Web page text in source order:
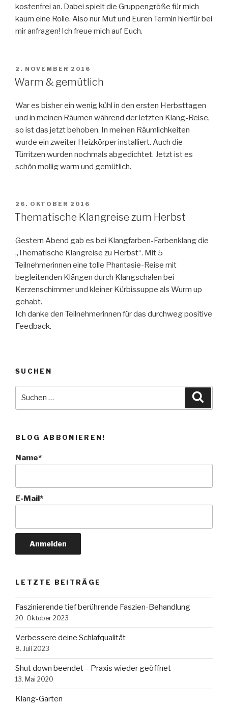
kostenfrei an. Dabei spielt die Gruppengröße für mich
kaum eine Rolle. Also nur Mut und Euren Termin hierfür bei
mir anfragen! Ich freue mich auf Euch.
VERÖFFENTLICHT
AM
2. NOVEMBER 2016
Warm & gemütlich
War es bisher ein wenig kühl in den ersten Herbsttagen
und in meinen Räumen während der letzten Klang-Reise,
so ist das jetzt behoben. In meinen Räumlichkeiten
wurde ein zweiter Heizkörper installiert. Auch die
Türritzen wurden nochmals abgedichtet. Jetzt ist es
schön mollig warm und gemütlich.
VERÖFFENTLICHT
AM
26. OKTOBER 2016
Thematische Klangreise zum Herbst
Gestern Abend gab es bei Klangfarben-Farbenklang die
„Thematische Klangreise zu Herbst“. Mit 5
Teilnehmerinnen eine tolle Phantasie-Reise mit
begleitenden Klängen durch Klangschalen bei
Kerzenschimmer und kleiner Kürbissuppe als Wurm up
gehabt.
Ich danke den Teilnehmerinnen für das durchweg positive
Feedback.
SUCHEN
BLOG ABBONIEREN!
Name*
E-Mail*
LETZTE BEITRÄGE
Faszinierende tief berührende Faszien-Behandlung
20. Oktober 2023
Verbessere deine Schlafqualität
8. Juli 2023
Shut down beendet – Praxis wieder geöffnet
13. Mai 2020
Klang-Garten